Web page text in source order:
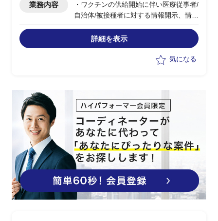
業務内容
・ワクチンの供給開始に伴い医療従事者/
自治体/被接種者に対する情報開示、情報
PJのPMO
・周辺業務の整理
・プロジェクト全体マネジメント
詳細を表示
気になる